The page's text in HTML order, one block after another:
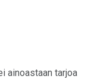
ainoastaan ​​tarjoa